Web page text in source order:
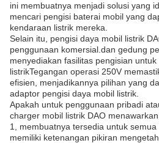
ini membuatnya menjadi solusi yang
mencari pengisi baterai mobil yang
kendaraan listrik mereka.
Selain itu, pengisi daya mobil listrik
penggunaan komersial.dan gedung
menyediakan fasilitas pengisian
listrikTegangan operasi 250V
efisien, menjadikannya pilihan yang
adaptor pengisi daya mobil listrik.
Apakah untuk penggunaan pribadi
charger mobil listrik DAO
1, membuatnya tersedia untuk
memiliki ketenangan pikiran